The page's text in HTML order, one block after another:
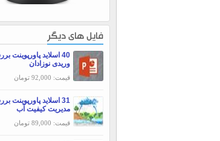
فایل های دیگر
40 اسلاید پاورپوینت
وریدی نوزادان
قیمت: 92,000 تومان
31 اسلاید پاورپوینت
مديريت كيفيت آب
قیمت: 89,000 تومان